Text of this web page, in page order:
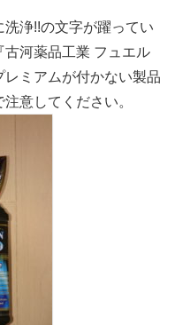
浄!!の文字が躍ってい
古河薬品工業 フュエル
ミアムが付かない製品
意してください。